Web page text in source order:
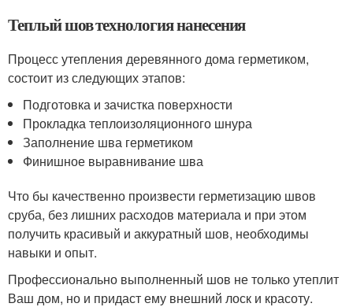
Теплый шов технология нанесения
Процесс утепления деревянного дома герметиком,
состоит из следующих этапов:
Подготовка и зачистка поверхности
Прокладка теплоизоляционного шнура
Заполнение шва герметиком
Финишное выравнивание шва
Что бы качественно произвести герметизацию швов
сруба, без лишних расходов материала и при этом
получить красивый и аккуратный шов, необходимы
навыки и опыт.
Профессионально выполненный шов не только утеплит
Ваш дом, но и придаст ему внешний лоск и красоту.